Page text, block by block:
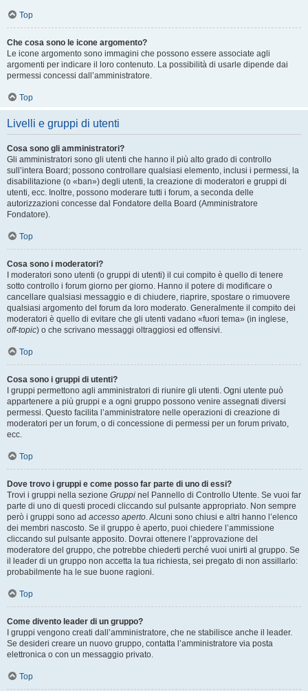
Top
Che cosa sono le icone argomento?
Le icone argomento sono immagini che possono essere associate agli
argomenti per indicare il loro contenuto. La possibilità di usarle dipende dai
permessi concessi dall’amministratore.
Top
Livelli e gruppi di utenti
Cosa sono gli amministratori?
Gli amministratori sono gli utenti che hanno il più alto grado di controllo
sull’intera Board; possono controllare qualsiasi elemento, inclusi i permessi, la
disabilitazione (o «ban») degli utenti, la creazione di moderatori e gruppi di
utenti, ecc. Inoltre, possono moderare tutti i forum, a seconda delle
autorizzazioni concesse dal Fondatore della Board (Amministratore
Fondatore).
Top
Cosa sono i moderatori?
I moderatori sono utenti (o gruppi di utenti) il cui compito è quello di tenere
sotto controllo i forum giorno per giorno. Hanno il potere di modificare o
cancellare qualsiasi messaggio e di chiudere, riaprire, spostare o rimuovere
qualsiasi argomento del forum da loro moderato. Generalmente il compito dei
moderatori è quello di evitare che gli utenti vadano «fuori tema» (in inglese,
off-topic) o che scrivano messaggi oltraggiosi ed offensivi.
Top
Cosa sono i gruppi di utenti?
I gruppi permettono agli amministratori di riunire gli utenti. Ogni utente può
appartenere a più gruppi e a ogni gruppo possono venire assegnati diversi
permessi. Questo facilita l’amministratore nelle operazioni di creazione di
moderatori per un forum, o di concessione di permessi per un forum privato,
ecc.
Top
Dove trovo i gruppi e come posso far parte di uno di essi?
Trovi i gruppi nella sezione Gruppi nel Pannello di Controllo Utente. Se vuoi far
parte di uno di questi procedi cliccando sul pulsante appropriato. Non sempre
però i gruppi sono ad accesso aperto. Alcuni sono chiusi e altri hanno l’elenco
dei membri nascosto. Se il gruppo è aperto, puoi chiedere l’ammissione
cliccando sul pulsante apposito. Dovrai ottenere l’approvazione del
moderatore del gruppo, che potrebbe chiederti perché vuoi unirti al gruppo. Se
il leader di un gruppo non accetta la tua richiesta, sei pregato di non assillarlo:
probabilmente ha le sue buone ragioni.
Top
Come divento leader di un gruppo?
I gruppi vengono creati dall’amministratore, che ne stabilisce anche il leader.
Se desideri creare un nuovo gruppo, contatta l’amministratore via posta
elettronica o con un messaggio privato.
Top